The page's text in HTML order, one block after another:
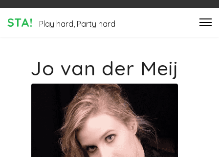
STA! Play hard, Party hard
Jo van der Meij